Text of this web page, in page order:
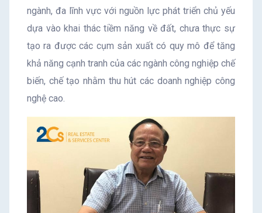
ngành, đa lĩnh vực với nguồn lực phát triển chủ yếu
dựa vào khai thác tiềm năng về đất, chưa thực sự
tạo ra được các cụm sản xuất có quy mô để tăng
khả năng cạnh tranh của các ngành công nghiệp chế
biến, chế tạo nhằm thu hút các doanh nghiệp công
nghệ cao.